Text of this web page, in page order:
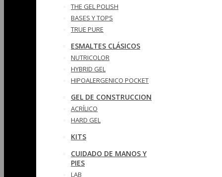
THE GEL POLISH
BASES Y‎ TOPS
TRUE PURE
ESMALTES CLÁSICOS
NUTRICOLOR
HYBRID GEL
HIPOALERGENICO POCKET
GEL DE CONSTRUCCION
ACRÍLICO
HARD GEL
KITS
CUIDADO DE MANOS Y
PIES
LAB